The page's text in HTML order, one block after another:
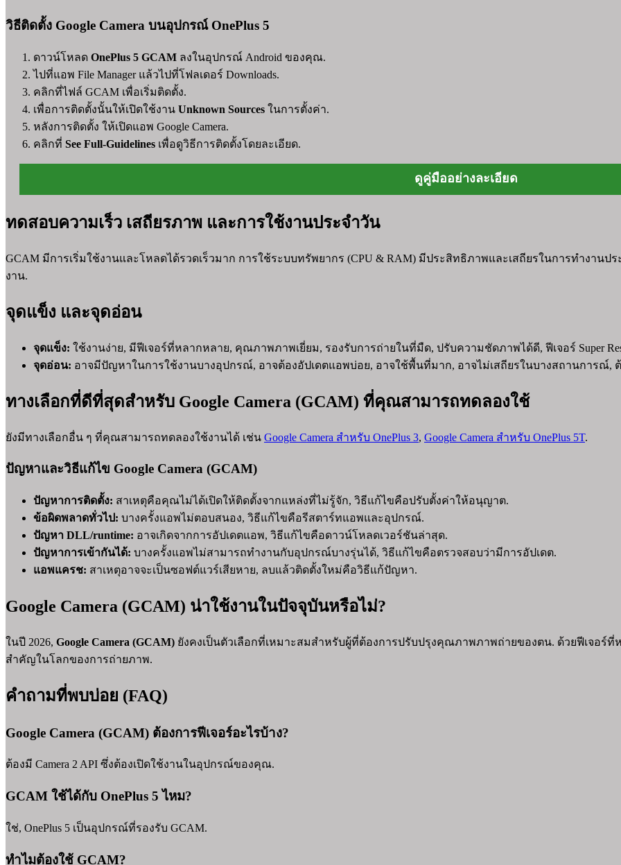
วิธีติดตั้ง Google Camera บนอุปกรณ์ OnePlus 5
ดาวน์โหลด OnePlus 5 GCAM ลงในอุปกรณ์ Android ของคุณ.
ไปที่แอพ File Manager แล้วไปที่โฟลเดอร์ Downloads.
คลิกที่ไฟล์ GCAM เพื่อเริ่มติดตั้ง.
เพื่อการติดตั้งนั้นให้เปิดใช้งาน Unknown Sources ในการตั้งค่า.
หลังการติดตั้ง ให้เปิดแอพ Google Camera.
คลิกที่ See Full-Guidelines เพื่อดูวิธีการติดตั้งโดยละเอียด.
ดูคู่มืออย่างละเอียด
ทดสอบความเร็ว เสถียรภาพ และการใช้งานประจำวัน
GCAM มีการเริ่มใช้งานและโหลดได้รวดเร็วมาก การใช้ระบบทรัพยากร (CPU & RAM) มีประสิทธิภาพและเสถียรในการทำงา
งาน.
จุดแข็ง และจุดอ่อน
จุดแข็ง: ใช้งานง่าย, มีฟีเจอร์ที่หลากหลาย, คุณภาพภาพเยี่ยม, รองรับการถ่ายในที่มืด, ปรับความชัดภาพได้ดี, ฟีเจอร์ Super
จุดอ่อน: อาจมีปัญหาในการใช้งานบางอุปกรณ์, อาจต้องอัปเดตแอพบ่อย, อาจใช้พื้นที่มาก, อาจไม่เสถียรในบางสถานการณ์, ต้
ทางเลือกที่ดีที่สุดสำหรับ Google Camera (GCAM) ที่คุณสามารถทดลองใช้
ยังมีทางเลือกอื่น ๆ ที่คุณสามารถทดลองใช้งานได้ เช่น Google Camera สำหรับ OnePlus 3, Google Camera สำหรับ OnePlus 5T.
ปัญหาและวิธีแก้ไข Google Camera (GCAM)
ปัญหาการติดตั้ง: สาเหตุคือคุณไม่ได้เปิดให้ติดตั้งจากแหล่งที่ไม่รู้จัก, วิธีแก้ไขคือปรับตั้งค่าให้อนุญาต.
ข้อผิดพลาดทั่วไป: บางครั้งแอพไม่ตอบสนอง, วิธีแก้ไขคือรีสตาร์ทแอพและอุปกรณ์.
ปัญหา DLL/runtime: อาจเกิดจากการอัปเดตแอพ, วิธีแก้ไขคือดาวน์โหลดเวอร์ชันล่าสุด.
ปัญหาการเข้ากันได้: บางครั้งแอพไม่สามารถทำงานกับอุปกรณ์บางรุ่นได้, วิธีแก้ไขคือตรวจสอบว่ามีการอัปเดต.
แอพแครช: สาเหตุอาจจะเป็นซอฟต์แวร์เสียหาย, ลบแล้วติดตั้งใหม่คือวิธีแก้ปัญหา.
Google Camera (GCAM) น่าใช้งานในปัจจุบันหรือไม่?
ในปี 2026, Google Camera (GCAM) ยังคงเป็นตัวเลือกที่เหมาะสมสำหรับผู้ที่ต้องการปรับปรุงคุณภาพภาพถ่ายของตน. ด้วยฟีเจอร์
สำคัญในโลกของการถ่ายภาพ.
คำถามที่พบบ่อย (FAQ)
Google Camera (GCAM) ต้องการฟีเจอร์อะไรบ้าง?
ต้องมี Camera 2 API ซึ่งต้องเปิดใช้งานในอุปกรณ์ของคุณ.
GCAM ใช้ได้กับ OnePlus 5 ไหม?
ใช่, OnePlus 5 เป็นอุปกรณ์ที่รองรับ GCAM.
ทำไมต้องใช้ GCAM?